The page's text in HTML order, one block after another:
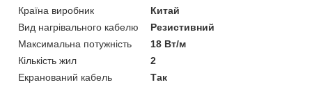
Країна виробник
Китай
Вид нагрівального кабелю
Резистивний
Максимальна потужність
18 Вт/м
Кількість жил
2
Екранований кабель
Так